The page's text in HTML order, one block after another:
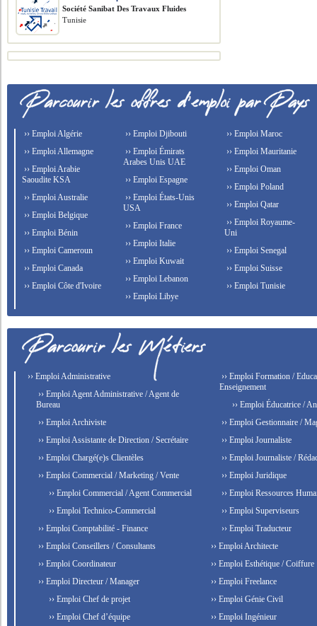
Société Sanibat Des Travaux Fluides
Tunisie
›› Emploi Algérie
›› Emploi Allemagne
›› Emploi Arabie
Saoudite KSA
›› Emploi Australie
›› Emploi Belgique
›› Emploi Bénin
›› Emploi Cameroun
›› Emploi Canada
›› Emploi Côte d'Ivoire
›› Emploi Djibouti
›› Emploi Émirats
Arabes Unis UAE
›› Emploi Espagne
›› Emploi États-Unis
USA
›› Emploi France
›› Emploi Italie
›› Emploi Kuwait
›› Emploi Lebanon
›› Emploi Libye
›› Emploi Maroc
›› Emploi Mauritanie
›› Emploi Oman
›› Emploi Poland
›› Emploi Qatar
›› Emploi Royaume-
Uni
›› Emploi Senegal
›› Emploi Suisse
›› Emploi Tunisie
›› Emploi Administrative
›› Emploi Agent Administrative / Agent de
Bureau
›› Emploi Archiviste
›› Emploi Assistante de Direction / Secrétaire
›› Emploi Chargé(e)s Clientèles
›› Emploi Commercial / Marketing / Vente
›› Emploi Commercial / Agent Commercial
›› Emploi Technico-Commercial
›› Emploi Comptabilité - Finance
›› Emploi Conseillers / Consultants
›› Emploi Coordinateur
›› Emploi Directeur / Manager
›› Emploi Chef de projet
›› Emploi Chef d’équipe
›› Emploi Formation /
Enseignement
›› Emploi Éducatrice /
›› Emploi Gestionnaire /
›› Emploi Journaliste
›› Emploi Journaliste /
›› Emploi Juridique
›› Emploi Ressources
›› Emploi Superviseurs
›› Emploi Traducteur
›› Emploi Architecte
›› Emploi Esthétique / Coiffure
›› Emploi Freelance
›› Emploi Génie Civil
›› Emploi Ingénieur